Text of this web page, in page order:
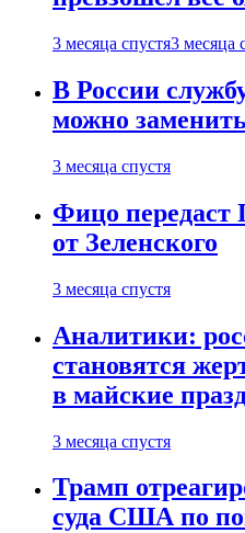
3 месяца спустя3 месяца
В России
можно
3 месяца спустя
Фицо передаст
от Зеленского
3 месяца спустя
Аналитики:
становятся
в майские
3 месяца спустя
Трамп
суда США по